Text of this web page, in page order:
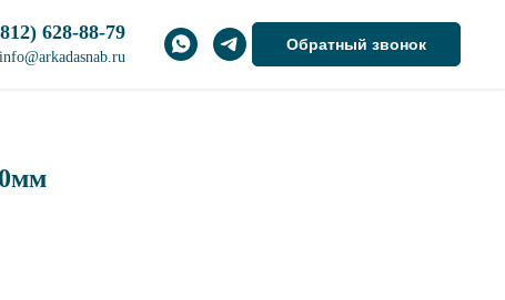
628-88-79
info@arkadasnab.ru
Обратный звонок